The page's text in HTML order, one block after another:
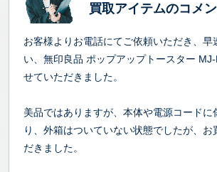
買取アイテムのコメ
お客様よりお電話にてご依頼いただき、早
い、無印良品 ポップアップトースター
せていただきました。
美品ではありますが、本体や電源コードに
り、外箱はついていない状態でしたが、お
だきました。